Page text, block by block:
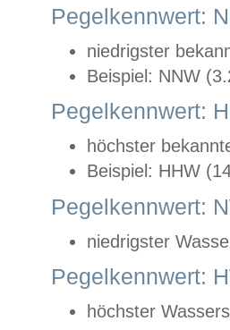
Pegelkennwert:
niedrigster
Beispiel: NNW
Pegelkennwert:
höchster
Beispiel: HHW
Pegelkennwert:
niedrigster
Pegelkennwert:
höchster